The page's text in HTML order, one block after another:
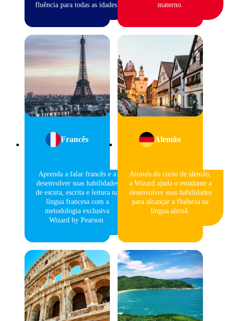
fluência para todas as idades.
materno.
Francês
Aprenda a falar francês e a
desenvolver suas habilidades
de escuta, escrita e leitura na
língua francesa com a
metodologia exclusiva
Wizard by Pearson.
Alemão
Através do curso de alemão,
a Wizard ajuda o estudante a
desenvolver suas habilidades
para alcançar a fluência na
língua alemã.